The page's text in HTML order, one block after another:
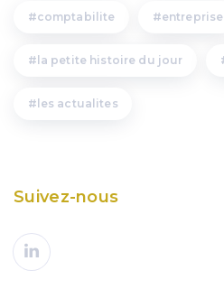
comptabilite entreprise
la petite histoire du jour
les actualites
Suivez-nous